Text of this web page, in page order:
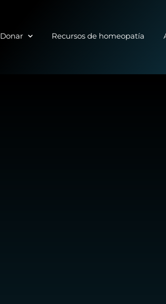
Donar Recursos de homeopatía